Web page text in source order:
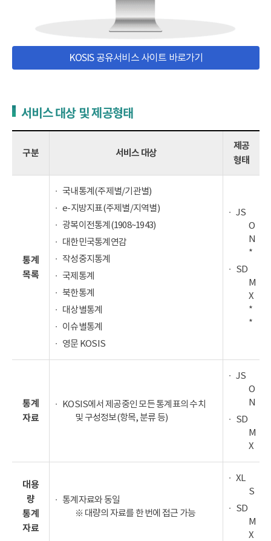
KOSIS 공유서비스 사이트 바로가기
서비스 대상 및 제공형태
구분 서비스 대상
제공
형태
통계
목록
국내통계(주제별/기관별)
e-지방지표(주제별/지역별)
광복이전통계(1908~1943)
대한민국통계연감
작성중지통계
국제통계
북한통계
대상별통계
이슈별통계
영문 KOSIS
JS
O
N
*
SD
M
X
*
*
통계
자료
KOSIS에서 제공중인 모든 통계표의 수치
및 구성정보(항목, 분류 등)
JS
O
N
SD
M
X
대용
량
통계
자료
통계자료와 동일
※ 대량의 자료를 한 번에 접근 가능
XL
S
SD
M
X